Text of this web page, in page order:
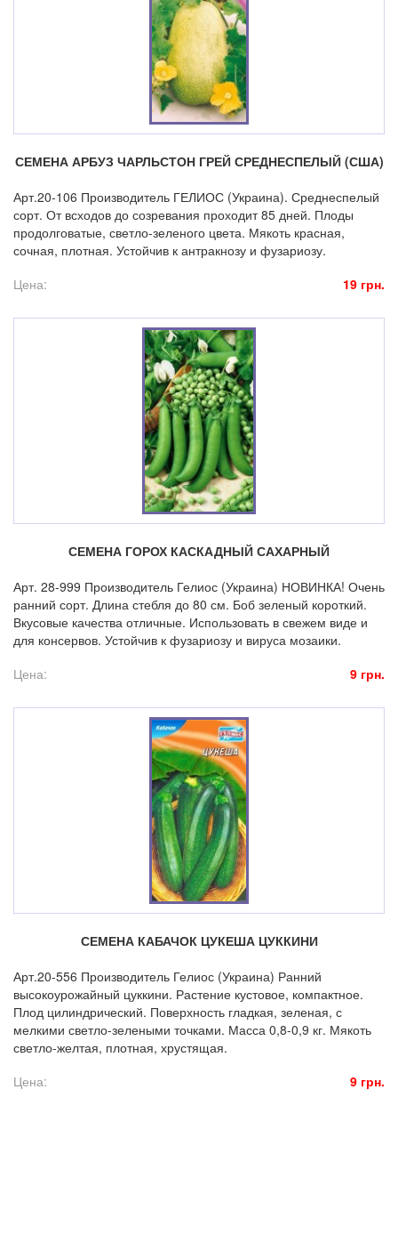
СЕМЕНА АРБУЗ ЧАРЛЬСТОН ГРЕЙ СРЕДНЕСПЕЛЫЙ (США)
Арт.20-106 Производитель ГЕЛИОС (Украина). Среднеспелый
сорт. От всходов до созревания проходит 85 дней. Плоды
продолговатые, светло-зеленого цвета. Мякоть красная,
сочная, плотная. Устойчив к антракнозу и фузариозу.
Цена:
19 грн.
СЕМЕНА ГОРОХ КАСКАДНЫЙ САХАРНЫЙ
Арт. 28-999 Производитель Гелиос (Украина) НОВИНКА! Очень
ранний сорт. Длина стебля до 80 см. Боб зеленый короткий.
Вкусовые качества отличные. Использовать в свежем виде и
для консервов. Устойчив к фузариозу и вируса мозаики.
Цена:
9 грн.
СЕМЕНА КАБАЧОК ЦУКЕША ЦУККИНИ
Арт.20-556 Производитель Гелиос (Украина) Ранний
высокоурожайный цуккини. Растение кустовое, компактное.
Плод цилиндрический. Поверхность гладкая, зеленая, с
мелкими светло-зелеными точками. Масса 0,8-0,9 кг. Мякоть
светло-желтая, плотная, хрустящая.
Цена:
9 грн.